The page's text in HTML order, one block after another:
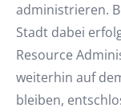
administrieren.
Stadt dabei
Resource
weiterhin auf
bleiben,